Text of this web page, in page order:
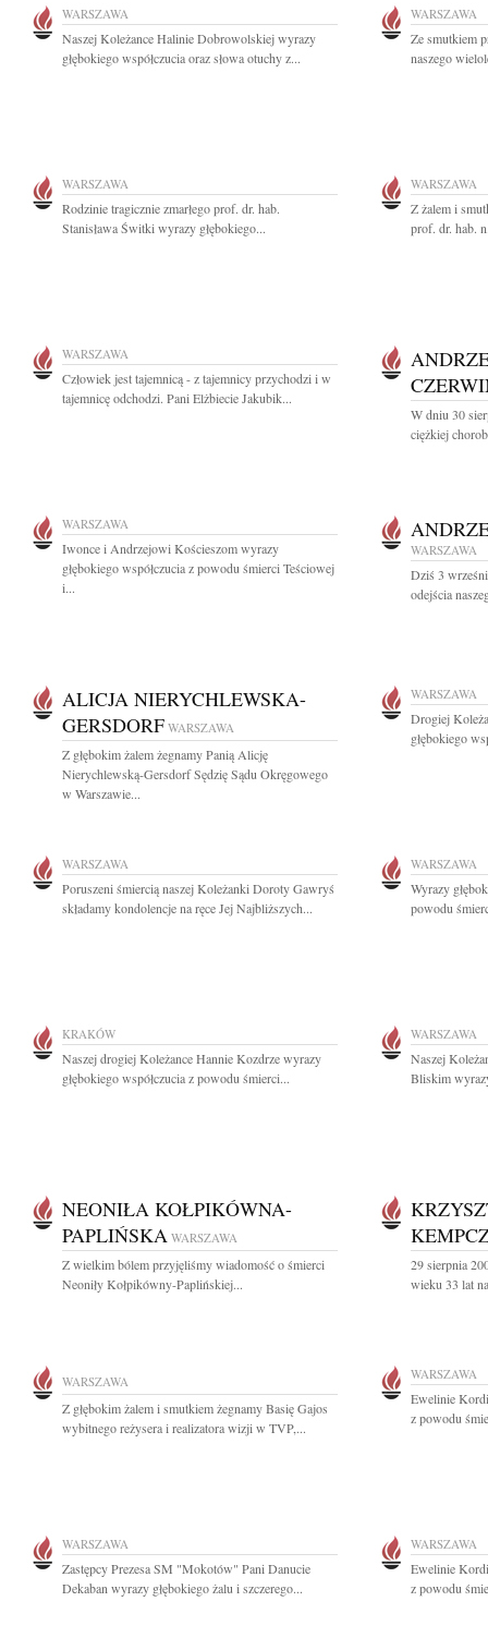
WARSZAWA
Naszej Koleżance Halinie Dobrowolskiej wyrazy
głębokiego współczucia oraz słowa otuchy z...
WARSZAWA
Ze smutkiem
naszego
WARSZAWA
Rodzinie tragicznie zmarłego prof. dr. hab.
Stanisława Świtki wyrazy głębokiego...
WARSZAWA
Z żalem i
prof. dr. hab.
WARSZAWA
Człowiek jest tajemnicą - z tajemnicy przychodzi i w
tajemnicę odchodzi. Pani Elżbiecie Jakubik...
W dniu 30
ciężkiej
WARSZAWA
Iwonce i Andrzejowi Kościeszom wyrazy
głębokiego współczucia z powodu śmierci Teściowej
i...
WARSZAWA
Dziś 3
odejścia
ALICJA NIERYCHLEWSKA-
GERSDORF WARSZAWA
Z głębokim żalem żegnamy Panią Alicję
Nierychlewską-Gersdorf Sędzię Sądu Okręgowego
w Warszawie...
WARSZAWA
Drogiej
głębokiego
WARSZAWA
Poruszeni śmiercią naszej Koleżanki Doroty Gawryś
składamy kondolencje na ręce Jej Najbliższych...
WARSZAWA
Wyrazy
powodu
KRAKÓW
Naszej drogiej Koleżance Hannie Kozdrze wyrazy
głębokiego współczucia z powodu śmierci...
WARSZAWA
Naszej
Bliskim
NEONIŁA KOŁPIKÓWNA-
PAPLIŃSKA WARSZAWA
Z wielkim bólem przyjęliśmy wiadomość o śmierci
Neoniły Kołpikówny-Paplińskiej...
29 sierpnia
wieku 33 lat
WARSZAWA
Z głębokim żalem i smutkiem żegnamy Basię Gajos
wybitnego reżysera i realizatora wizji w TVP,...
WARSZAWA
Ewelinie
z powodu
WARSZAWA
Zastępcy Prezesa SM "Mokotów" Pani Danucie
Dekaban wyrazy głębokiego żalu i szczerego...
WARSZAWA
Ewelinie
z powodu